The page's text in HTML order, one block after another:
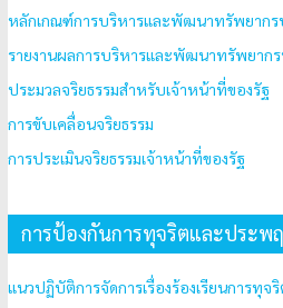
หลักเกณฑ์การบริหารและพัฒนาทรัพยาก
รายงานผลการบริหารและพัฒนาทรัพยาก
ประมวลจริยธรรมสำหรับเจ้าหน้าที่ของรัฐ
การขับเคลื่อนจริยธรรม
การประเมินจริยธรรมเจ้าหน้าที่ของรัฐ
การป้องกันการทุจริตและประพ
แนวปฏิบัติการจัดการเรื่องร้องเรียนการทุ